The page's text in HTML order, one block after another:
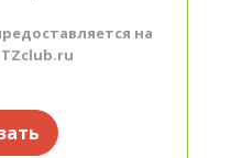
на